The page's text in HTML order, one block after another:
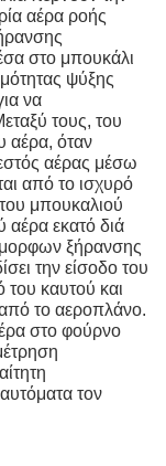
αέρα ροής
στο μπουκάλι
ψύξης
να
τους, του
αέρα, όταν
αέρας μέσω
από το ισχυρό
μπουκαλιού
αέρα εκατό διά
ξήρανσης
την είσοδο του
του καυτού και
το αεροπλάνο.
στο φούρνο
τον